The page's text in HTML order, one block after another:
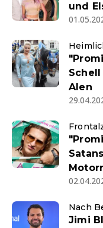
und
Alen
Nach
Jimi